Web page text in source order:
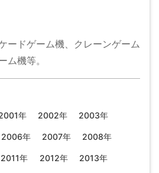
ードゲーム機、クレーンゲーム
ム機等。
年 2002年 2003年
2006年 2007年 2008年
2011年 2012年 2013年